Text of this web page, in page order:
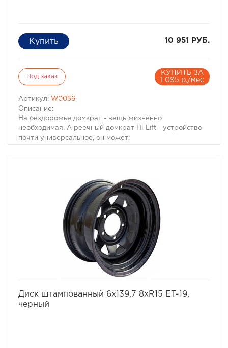
10 951 РУБ.
Под заказ
КУПИТЬ ЗА
1 095 р./мес
Артикул: W0056
Описание:
На бездорожье домкрат - вещь жизненно
необходимая. А реечный домкрат Hi-Lift - устройство
почти универсальное, он может:
и сноровка - можно повредить себя и машину
* Тянуть (как ручная лебёдка). Потребуется трос, но
лучше - такелажная цепь
* Сжимать (ручной пресс)
Диск штампованный 6x139,7 8xR15 ET-19,
черный